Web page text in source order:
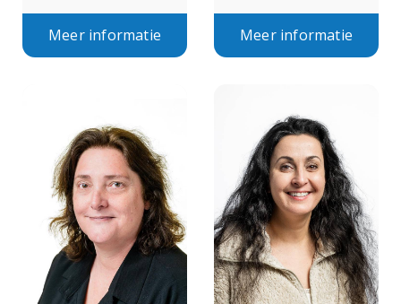
Meer informatie Meer informatie